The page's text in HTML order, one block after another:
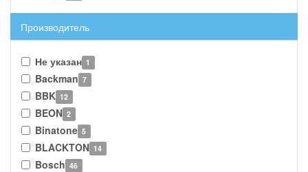
Производитель
Не указан 1
Backman 7
BBK 12
BEON 2
Binatone 5
BLACKTON 14
Bosch 46